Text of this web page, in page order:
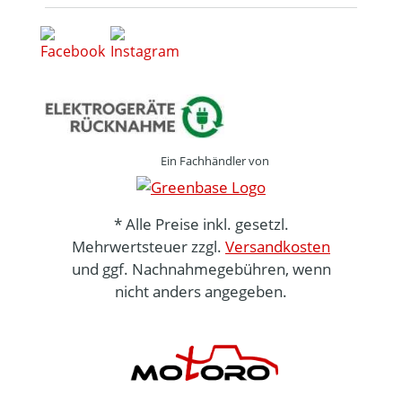
Ein Fachhändler von
* Alle Preise inkl. gesetzl.
Mehrwertsteuer zzgl. Versandkosten
und ggf. Nachnahmegebühren, wenn
nicht anders angegeben.